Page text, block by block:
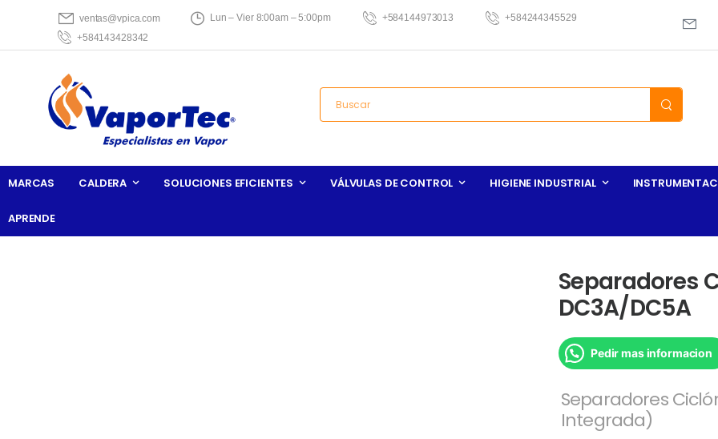
ventas@vpica.com Lun – Vier 8:00am – 5:00pm +584144973013
+584244345529
+584143428342
MARCAS CALDERA SOLUCIONES EFICIENTES VÁLVULAS DE CONTROL HIGIENE INDUSTRIAL
APRENDE
Separadores
DC3A/DC5A
Pedir mas informacion
Separadores
Integrada)